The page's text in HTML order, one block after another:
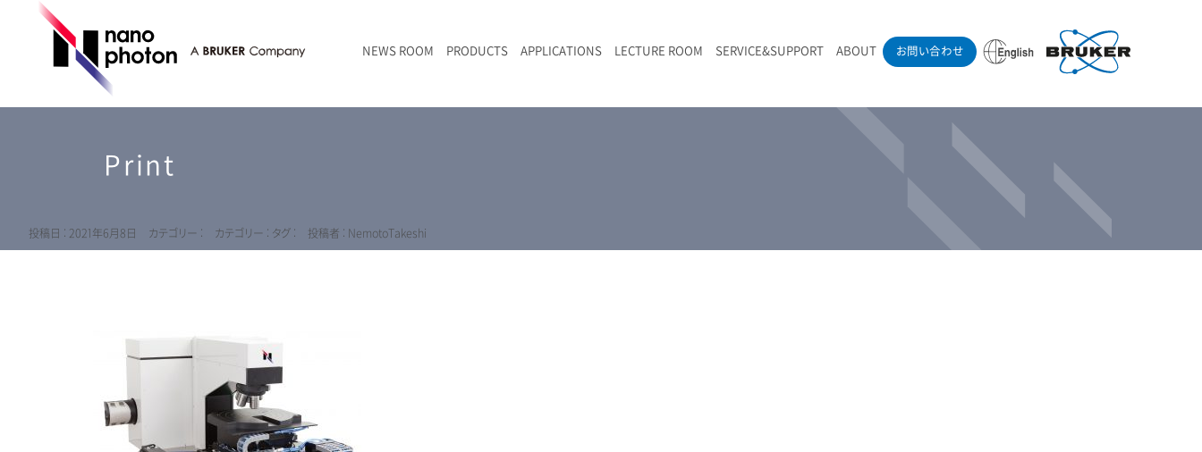
NEWS ROOM PRODUCTS
RAMANdrive | ウェハーステージ搭載ラマン顕微鏡
RAMANtouch vioLa | 紫外・深紫外ラマン顕微鏡
LIBcell | 不活性雰囲気ラマン測定用密閉容器
RAMAN顕微鏡オンライン見積もり
APPLICATIONS
無機化合物・鉱物
LECTURE ROOM SERVICE&SUPPORT ABOUT お問い合わせ
Print
投稿日 : 2021年6月8日 カテゴリー : カテゴリー : タグ : 投稿者 : NemotoTakeshi